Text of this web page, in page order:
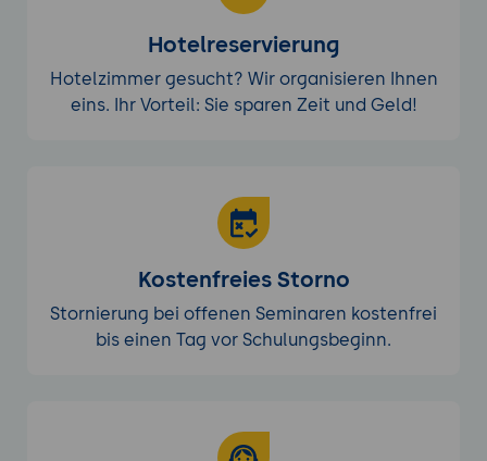
Hotelreservierung
Hotelzimmer gesucht? Wir organisieren Ihnen
eins. Ihr Vorteil: Sie sparen Zeit und Geld!
Kostenfreies Storno
Stornierung bei offenen Seminaren kostenfrei
bis einen Tag vor Schulungsbeginn.